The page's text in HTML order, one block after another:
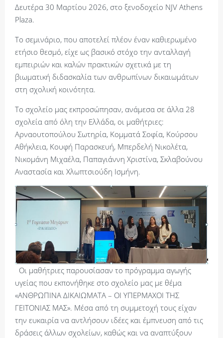
Δευτέρα 30 Μαρτίου 2026, στο ξενοδοχείο NJV Athens
Plaza.
Το σεμινάριο, που αποτελεί πλέον έναν καθιερωμένο
ετήσιο θεσμό, είχε ως βασικό στόχο την ανταλλαγή
εμπειριών και καλών πρακτικών σχετικά με τη
βιωματική διδασκαλία των ανθρωπίνων δικαιωμάτων
στη σχολική κοινότητα.
Το σχολείο μας εκπροσώπησαν, ανάμεσα σε άλλα 28
σχολεία από όλη την Ελλάδα, οι μαθήτριες:
Αρναουτοπούλου Σωτηρία, Κομματά Σοφία, Κούρσου
Αθήκλεια, Κουφή Παρασκευή, Μπερδελή Νικολέτα,
Νικομάνη Μιχαέλα, Παπαγιάννη Χριστίνα, Σκλαβούνου
Αναστασία και Χλωπτσιούδη Ισμήνη.
Οι μαθήτριες παρουσίασαν το πρόγραμμα αγωγής
υγείας που εκπονήθηκε στο σχολείο μας με θέμα
«ΑΝΘΡΩΠΙΝΑ ΔΙΚΑΙΩΜΑΤΑ – ΟΙ ΥΠΕΡΜΑΧΟΙ ΤΗΣ
ΓΕΙΤΟΝΙΑΣ ΜΑΣ». Μέσα από τη συμμετοχή τους είχαν
την ευκαιρία να αντλήσουν ιδέες και έμπνευση από τις
δράσεις άλλων σχολείων, καθώς και να αναπτύξουν